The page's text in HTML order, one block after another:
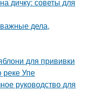
дичку: советы для
дела,
для прививки
реке Упе
руководство для